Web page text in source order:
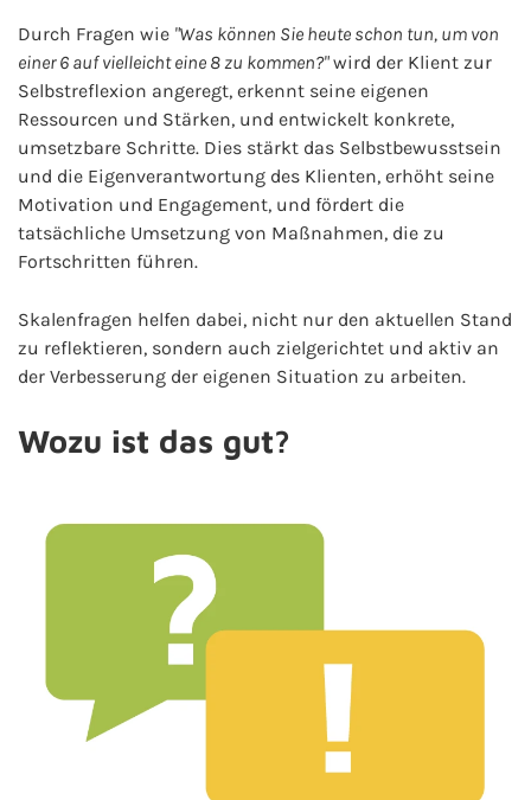
Durch Fragen wie "Was können Sie heute schon tun, um von
einer 6 auf vielleicht eine 8 zu kommen?"wird der Klient zur
Selbstreflexion angeregt, erkennt seine eigenen
Ressourcen und Stärken, und entwickelt konkrete,
umsetzbare Schritte. Dies stärkt das Selbstbewusstsein
und die Eigenverantwortung des Klienten, erhöht seine
Motivation und Engagement, und fördert die
tatsächliche Umsetzung von Maßnahmen, die zu
Fortschritten führen.
Skalenfragen helfen dabei, nicht nur den aktuellen Stand
zu reflektieren, sondern auch zielgerichtet und aktiv an
der Verbesserung der eigenen Situation zu arbeiten.
Wozu ist das gut?